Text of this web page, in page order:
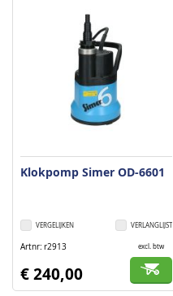
Klokpomp Simer OD-6601
VERLANGLIJST
VERGELIJKEN
Artnr r2913 excl. btw
€ 240,00